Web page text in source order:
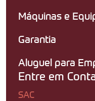
Máquinas e
Garantia
Aluguel para
Entre em
SAC